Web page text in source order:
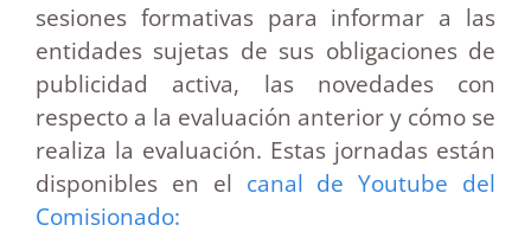
sesiones formativas para informar a las
entidades sujetas de sus obligaciones de
publicidad activa, las novedades con
respecto a la evaluación anterior y cómo se
realiza la evaluación. Estas jornadas están
disponibles en el canal de Youtube del
Comisionado: